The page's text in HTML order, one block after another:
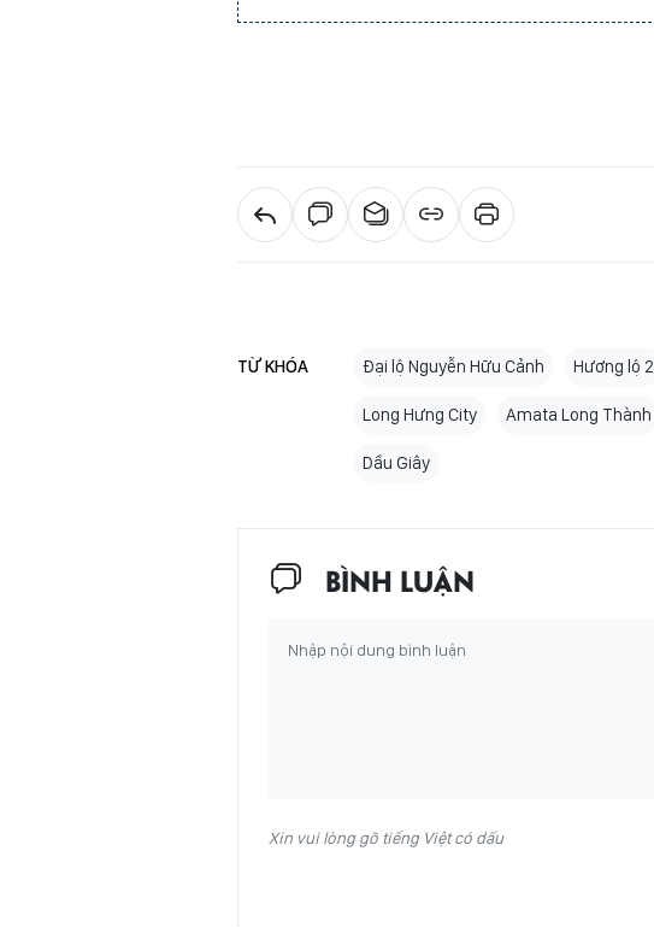
TỪ KHÓA Đại lộ Nguyễn Hữu Cảnh Hương lộ 2
Long Hưng City Amata Long Thành
Dầu Giây
BÌNH LUẬN
Xin vui lòng gõ tiếng Việt có dấu